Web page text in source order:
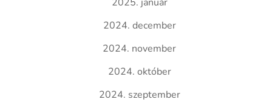
2024. december
2024. november
2024. október
2024. szeptember